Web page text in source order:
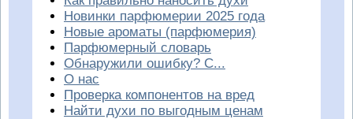
Новинки парфюмерии 2025 года
Новые ароматы (парфюмерия)
Парфюмерный словарь
Обнаружили ошибку? С...
О нас
Проверка компонентов на вред
Найти духи по выгодным ценам